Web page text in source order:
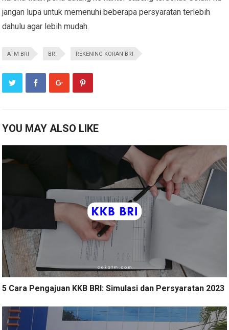
jangan lupa untuk memenuhi beberapa persyaratan terlebih
dahulu agar lebih mudah.
ATM BRI BRI REKENING KORAN BRI
YOU MAY ALSO LIKE
5 Cara Pengajuan KKB BRI: Simulasi dan Persyaratan 2023